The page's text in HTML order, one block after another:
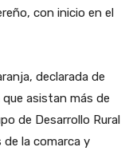
con inicio en el
declarada de
asistan más de
de Desarrollo Rural
de la comarca y